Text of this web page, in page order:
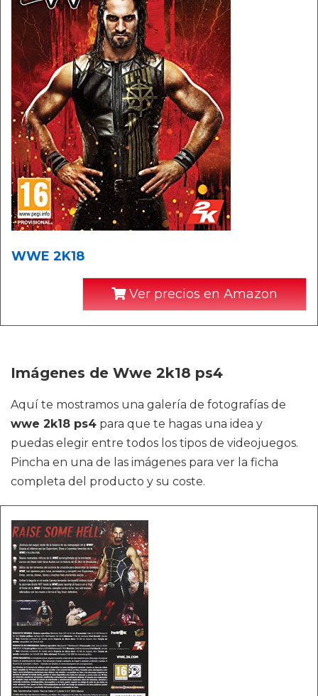
WWE 2K18
Ver precios en Amazon
Imágenes de Wwe 2k18 ps4
Aquí te mostramos una galería de fotografías de
wwe 2k18 ps4 para que te hagas una idea y
puedas elegir entre todos los tipos de videojuegos.
Pincha en una de las imágenes para ver la ficha
completa del producto y su coste.